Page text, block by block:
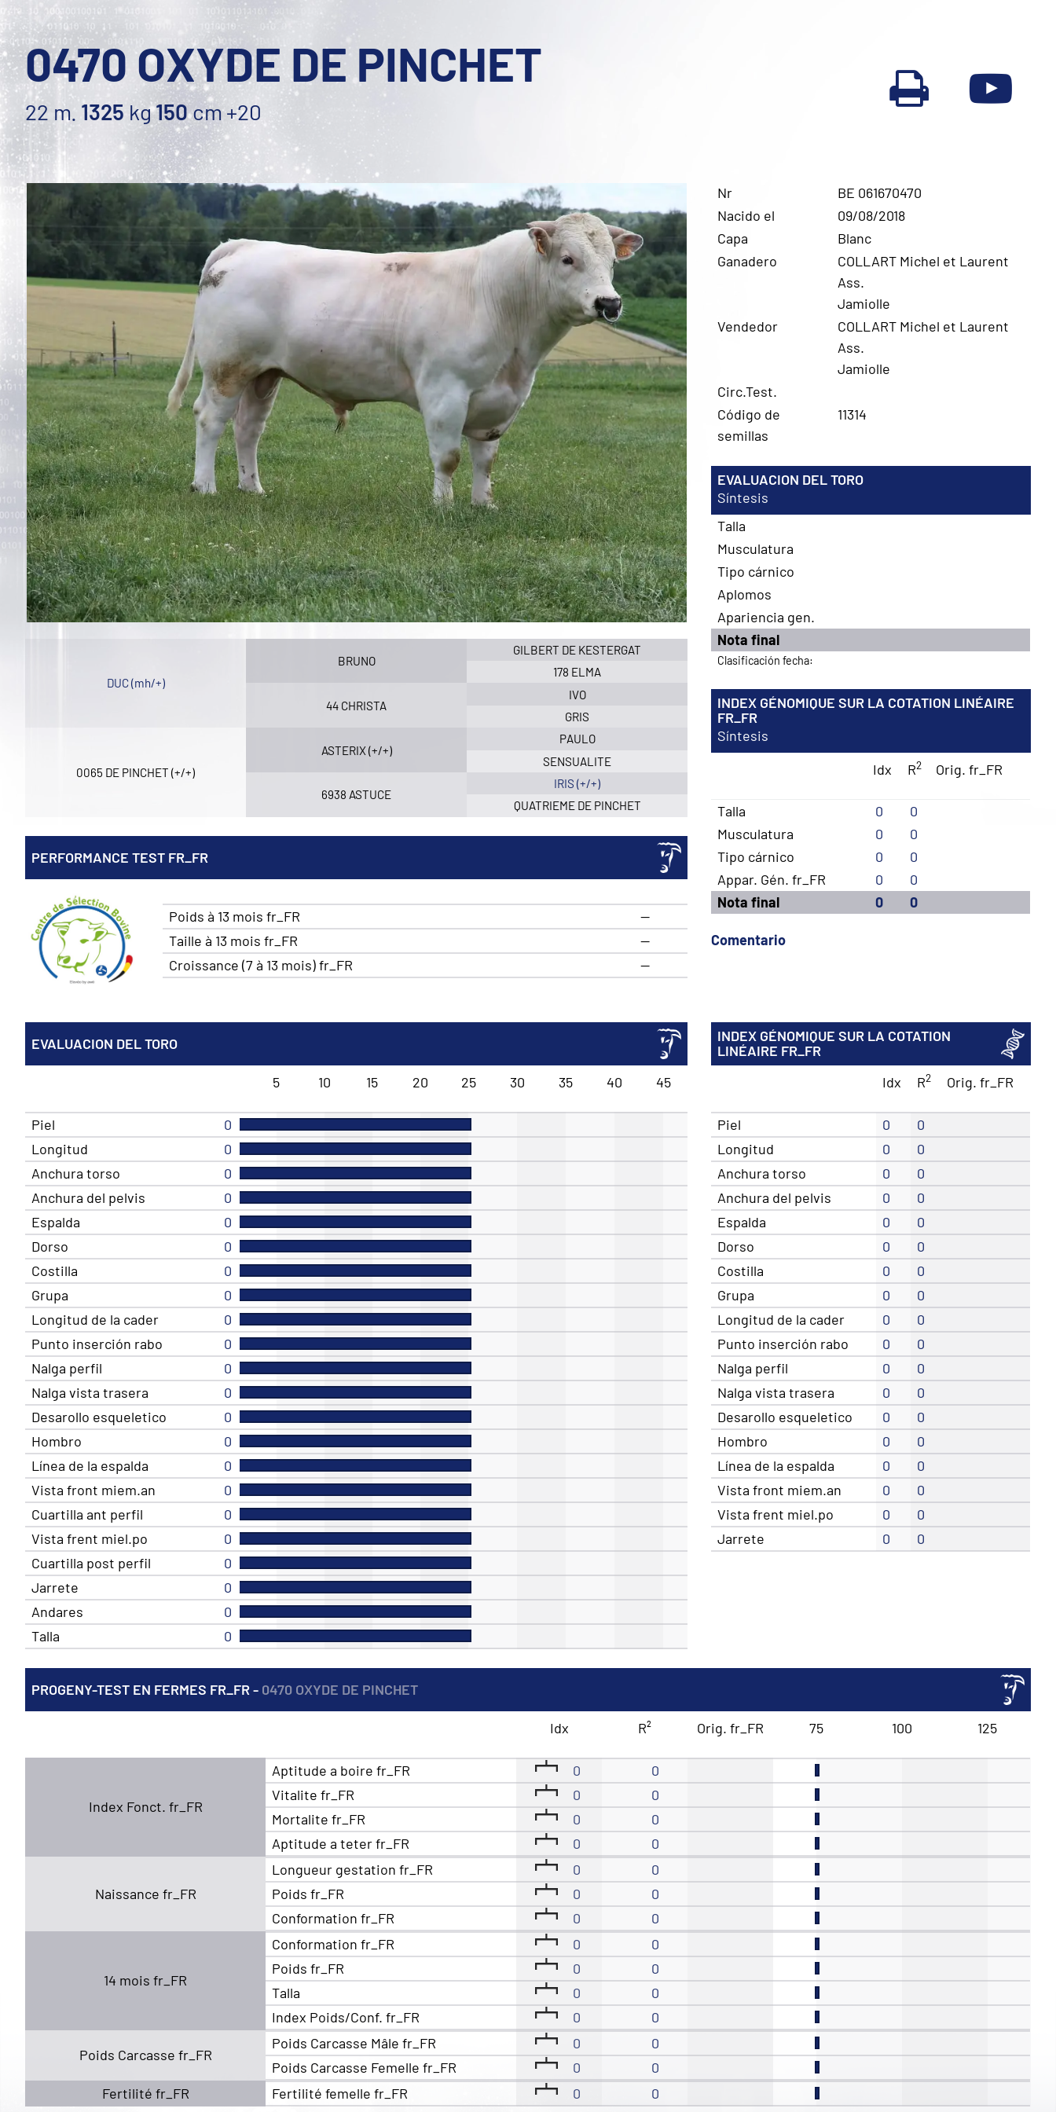
0470 OXYDE DE PINCHET
22 m. 1325 kg150cm+20
DUC (mh/+)
BRUNO
44 CHRISTA
GILBERT DE KESTERGAT
178 ELMA
IVO
GRIS
0065 DE PINCHET (+/+)
ASTERIX (+/+)
6938 ASTUCE
PAULO
SENSUALITE
IRIS (+/+)
QUATRIEME DE PINCHET
PERFORMANCE TEST FR_FR
Poids à 13 mois fr_FR
—
Taille à 13 mois fr_FR
—
Croissance (7 à 13 mois) fr_FR
—
Nr
BE 061670470
Nacido el
09/08/2018
Capa
Blanc
Ganadero
COLLART Michel et Laurent
Ass.
Jamiolle
Vendedor
COLLART Michel et Laurent
Ass.
Jamiolle
Circ.Test.
Código de
semillas
11314
EVALUACION DEL TORO
Síntesis
Talla
Musculatura
Tipo cárnico
Aplomos
Apariencia gen.
Nota final
Clasificación fecha:
INDEX GÉNOMIQUE SUR LA COTATION LINÉAIRE
FR_FR
Síntesis
Idx
R2 Orig. fr_FR
Talla 0
0
Musculatura
0
0
Tipo cárnico
0
0
Appar. Gén. fr_FR
0
0
Nota final
0 0
Comentario
EVALUACION DEL TORO
5 10 15 20 25 30 35 40 45
Piel
0
Longitud
0
Anchura torso
0
Anchura del pelvis
0
Espalda
0
Dorso
0
Costilla
0
Grupa
0
Longitud de la cader
0
Punto inserción rabo
0
Nalga perfil
0
Nalga vista trasera
0
Desarollo esqueletico
0
Hombro
0
Línea de la espalda
0
Vista front miem.an
0
Cuartilla ant perfil
0
Vista frent miel.po
0
Cuartilla post perfil
0
Jarrete
0
Andares
0
Talla
0
INDEX GÉNOMIQUE SUR LA COTATION
LINÉAIRE FR_FR
Idx
R2 Orig. fr_FR
Piel 0
0
Longitud
0
0
Anchura torso
0
0
Anchura del pelvis
0
0
Espalda
0
0
Dorso
0
0
Costilla
0
0
Grupa
0
0
Longitud de la cader
0
0
Punto inserción rabo
0
0
Nalga perfil
0
0
Nalga vista trasera
0
0
Desarollo esqueletico
0
0
Hombro
0
0
Línea de la espalda
0
0
Vista front miem.an
0
0
Vista frent miel.po
0
0
Jarrete
0 0
PROGENY-TEST EN FERMES FR_FR - 0470 OXYDE DE PINCHET
Idx R² Orig. fr_FR 75 100 125
Index Fonct. fr_FR
Aptitude a boire fr_FR 0
0
Vitalite fr_FR
0
0
Mortalite fr_FR
0
0
Aptitude a teter fr_FR
0 0
Naissance fr_FR
Longueur gestation fr_FR 0
0
Poids fr_FR
0
0
Conformation fr_FR
0 0
14 mois fr_FR
Conformation fr_FR 0
0
Poids fr_FR
0
0
Talla
0
0
Index Poids/Conf. fr_FR
0 0
Poids Carcasse fr_FR
Poids Carcasse Mâle fr_FR 0
0
Poids Carcasse Femelle fr_FR
0
0
Fertilité fr_FR
Fertilité femelle fr_FR 0 0